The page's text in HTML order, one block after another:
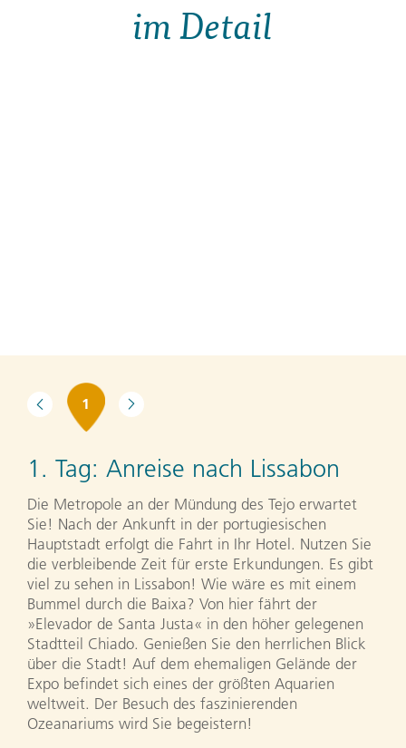
im Detail
1
1. Tag: Anreise nach Lissabon
Die Metropole an der Mündung des Tejo erwartet
Sie! Nach der Ankunft in der portugiesischen
Hauptstadt erfolgt die Fahrt in Ihr Hotel. Nutzen Sie
die verbleibende Zeit für erste Erkundungen. Es gibt
viel zu sehen in Lissabon! Wie wäre es mit einem
Bummel durch die Baixa? Von hier fährt der
»Elevador de Santa Justa« in den höher gelegenen
Stadtteil Chiado. Genießen Sie den herrlichen Blick
über die Stadt! Auf dem ehemaligen Gelände der
Expo befindet sich eines der größten Aquarien
weltweit. Der Besuch des faszinierenden
Ozeanariums wird Sie begeistern!